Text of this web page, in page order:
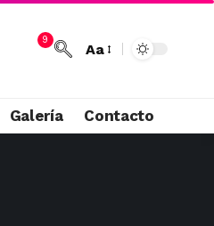
9
Aa
Galería Contacto